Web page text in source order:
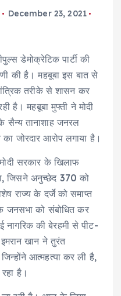
December 23, 2021
डेमोक्रेटिक पार्टी की
की है। महबूबा इस बात से
तरीके से शासन कर
है। महबूबा मुफ्ती ने मोदी
सैन्य तानाशाह जनरल
जोरदार आरोप लगाया है।
सरकार के खिलाफ
जिसने अनुच्छेद 370 को
राज्य के दर्जे को समाप्त
जनसभा को संबोधित कर
नागरिक की बेरहमी से पीट-
खान ने तुरंत
आत्महत्या कर ली है,
है।